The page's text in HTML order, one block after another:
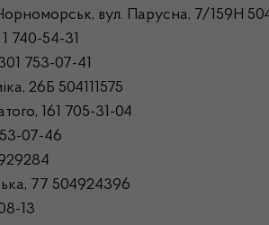
вул. Парусна, 7/159Н
740-54-31
753-07-41
26Б 504111575
161 705-31-04
07-46
77 504924396
13